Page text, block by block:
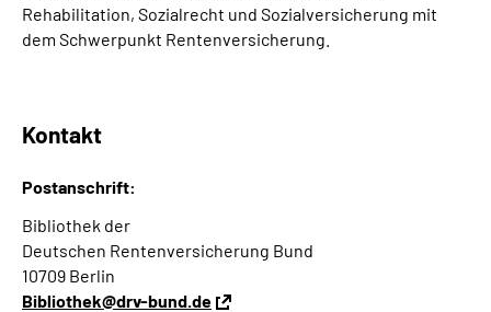
Rehabilitation, Sozialrecht und Sozialversicherung mit
dem Schwerpunkt Rentenversicherung.
Kontakt
Postanschrift:
Bibliothek der
Deutschen Rentenversicherung Bund
10709 Berlin
Bibliothek@drv-bund.de